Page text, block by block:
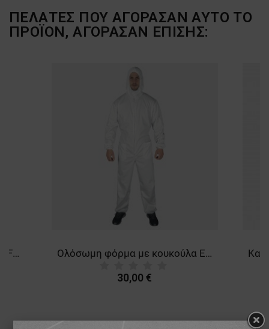
ΠΕΛΆΤΕΣ ΠΟΥ ΑΓΌΡΑΣΑΝ ΑΥΤΌ ΤΟ
ΠΡΟΪΌΝ, ΑΓΌΡΑΣΑΝ ΕΠΊΣΗΣ:
Μάσκα προστασίας MATU95 FFP2 Ολόσωμη φόρμα με κουκούλα EASY COVER WHITE
30,00 €